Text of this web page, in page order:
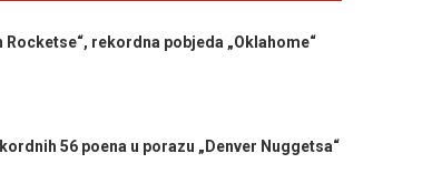
Rocketse“, rekordna pobjeda „Oklahome“
56 poena u porazu „Denver Nuggetsa“